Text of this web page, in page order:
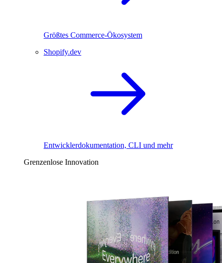
Größtes Commerce-Ökosystem
Shopify.dev
Entwicklerdokumentation, CLI und mehr
Grenzenlose Innovation